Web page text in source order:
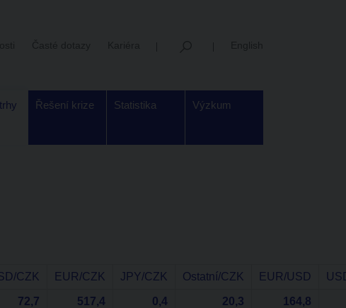
Řešení krize Statistika Výzkum
CZK EUR/CZK JPY/CZK Ostatní/CZK EUR/USD
72,7 517,4 0,4 20,3 164,8